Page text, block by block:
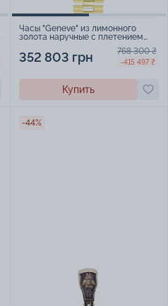
Часы "Geneve" из лимонного
золота наручные с плетением
352 803 грн 768 300 ₴
-415 497 ₴
Купить
-44%